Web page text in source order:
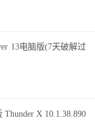
13电脑版(7天破解过
X 10.1.38.890